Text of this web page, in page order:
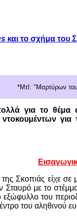
και το σχήμα του
*ΜτΙ: "Μαρτύρων
για το θέμα
ντοκουμέντων
Σκοπιάς είχε
Σταυρό με το
εξώφυλλο του
του αληθινού